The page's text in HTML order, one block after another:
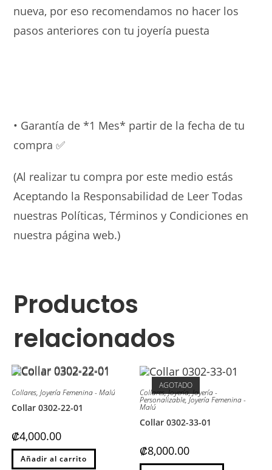
nueva, por eso recomendamos no hacer los
pasos anteriores con tu joyería puesta
• Garantía de *1 Mes* partir de la fecha de tu
compra ✅
(Al realizar tu compra por este medio estás
Aceptando la Responsabilidad de Leer Todas
nuestras Políticas, Términos y Condiciones en
nuestra página web.)
Productos
relacionados
Collares, Joyería Femenina - Malú
Collar 0302-22-01
₡4,000.00
Añadir al carrito
Este
AGOTADO
Collares,Joyería,Joyería -
Personalizable,Joyería Femenina -
Malú
Collar 0302-33-01
₡8,000.00
Este